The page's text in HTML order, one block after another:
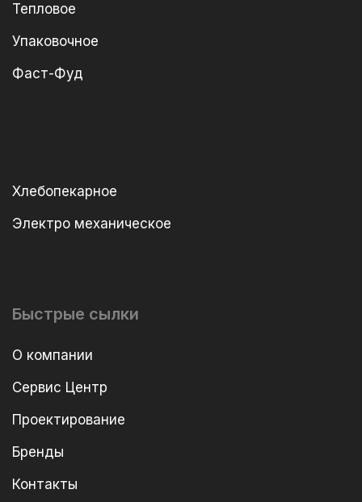
Тепловое
Упаковочное
Фаст-Фуд
Хлебопекарное
Электро механическое
Быстрые сылки
О компании
Сервис Центр
Проектирование
Бренды
Контакты